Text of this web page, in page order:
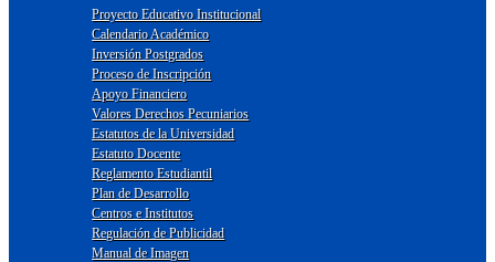
Proyecto Educativo Institucional
Calendario Académico
Inversión Postgrados
Proceso de Inscripción
Apoyo Financiero
Valores Derechos Pecuniarios
Estatutos de la Universidad
Estatuto Docente
Reglamento Estudiantil
Plan de Desarrollo
Centros e Institutos
Regulación de Publicidad
Manual de Imagen